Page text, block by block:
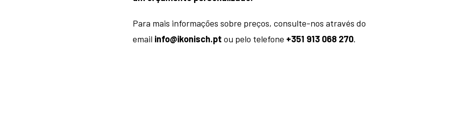
Para mais informações sobre preços, consulte-nos através do
email info@ikonisch.pt ou pelo telefone +351 913 068 270.